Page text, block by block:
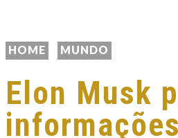
HOME MUNDO
Elon Musk